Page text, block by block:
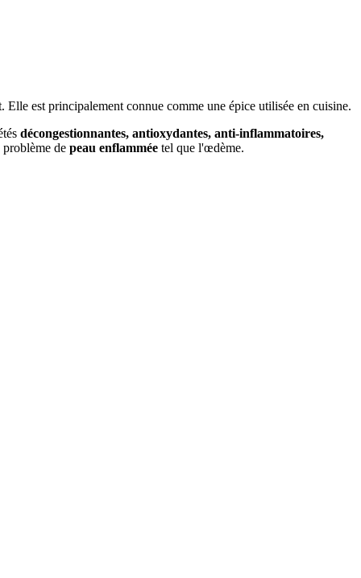
est principalement connue comme une épice utilisée en cuisine.
décongestionnantes, antioxydantes, anti-inflammatoires,
de peau enflammée tel que l'œdème.